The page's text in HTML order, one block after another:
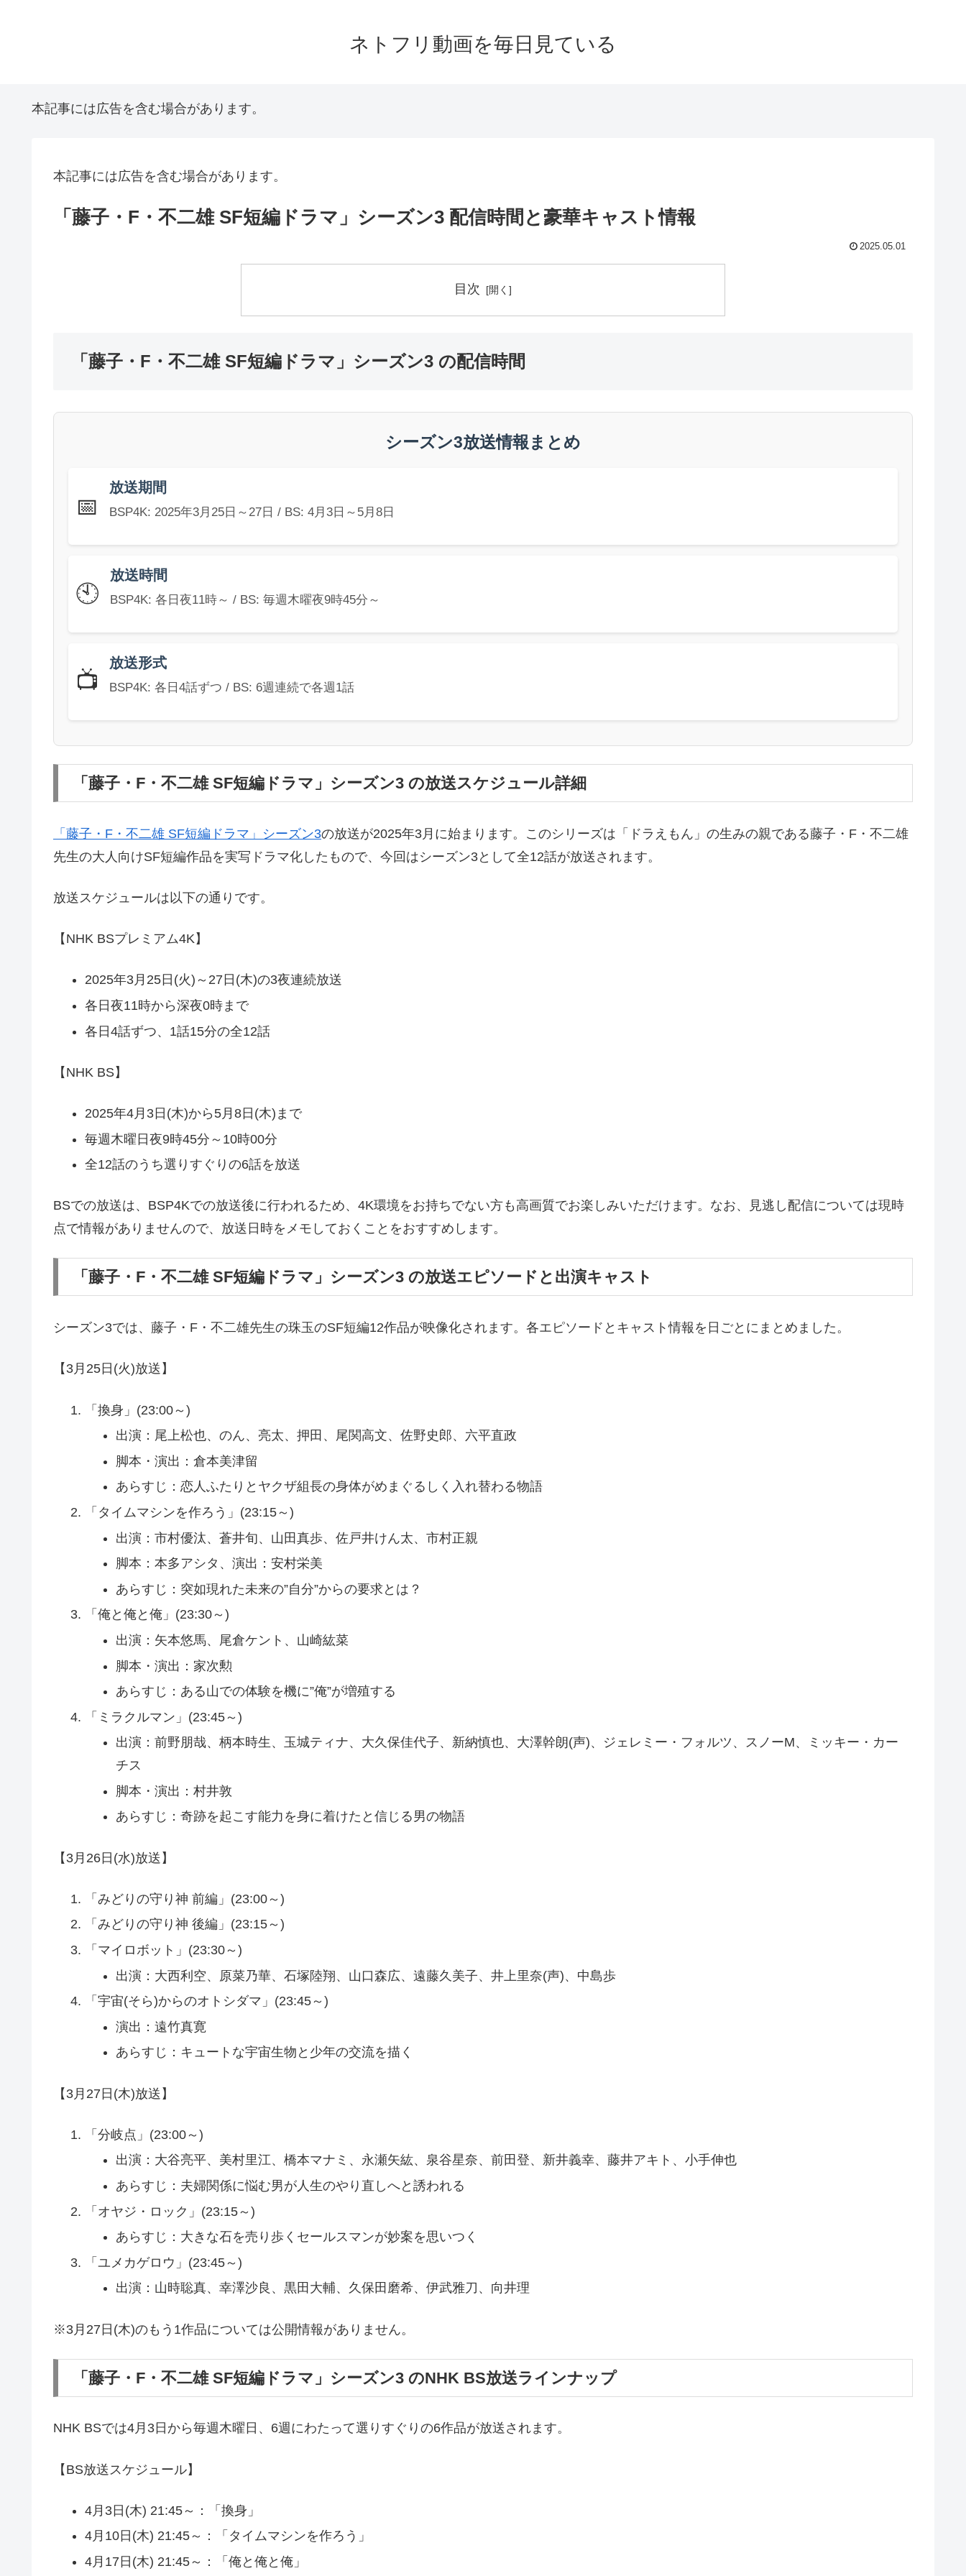
ネトフリ動画を毎日見ている
本記事には広告を含む場合があります。
本記事には広告を含む場合があります。
「藤子・F・不二雄 SF短編ドラマ」シーズン3 配信時間と豪華キャスト情報
2025.05.01
目次
「藤子・F・不二雄 SF短編ドラマ」シーズン3 の配信時間
シーズン3放送情報まとめ
📅
放送期間
BSP4K: 2025年3月25日～27日 / BS: 4月3日～5月8日
🕙
放送時間
BSP4K: 各日夜11時～ / BS: 毎週木曜夜9時45分～
📺
放送形式
BSP4K: 各日4話ずつ / BS: 6週連続で各週1話
「藤子・F・不二雄 SF短編ドラマ」シーズン3 の放送スケジュール詳細
「藤子・F・不二雄 SF短編ドラマ」シーズン3の放送が2025年3月に始まります。このシリーズは「ドラえもん」の生みの親である藤子・F・不二雄
先生の大人向けSF短編作品を実写ドラマ化したもので、今回はシーズン3として全12話が放送されます。
放送スケジュールは以下の通りです。
【NHK BSプレミアム4K】
2025年3月25日(火)～27日(木)の3夜連続放送
各日夜11時から深夜0時まで
各日4話ずつ、1話15分の全12話
【NHK BS】
2025年4月3日(木)から5月8日(木)まで
毎週木曜日夜9時45分～10時00分
全12話のうち選りすぐりの6話を放送
BSでの放送は、BSP4Kでの放送後に行われるため、4K環境をお持ちでない方も高画質でお楽しみいただけます。なお、見逃し配信については現時
点で情報がありませんので、放送日時をメモしておくことをおすすめします。
「藤子・F・不二雄 SF短編ドラマ」シーズン3 の放送エピソードと出演キャスト
シーズン3では、藤子・F・不二雄先生の珠玉のSF短編12作品が映像化されます。各エピソードとキャスト情報を日ごとにまとめました。
【3月25日(火)放送】
「換身」(23:00～)
出演：尾上松也、のん、亮太、押田、尾関高文、佐野史郎、六平直政
脚本・演出：倉本美津留
あらすじ：恋人ふたりとヤクザ組長の身体がめまぐるしく入れ替わる物語
「タイムマシンを作ろう」(23:15～)
出演：市村優汰、蒼井旬、山田真歩、佐戸井けん太、市村正親
脚本：本多アシタ、演出：安村栄美
あらすじ：突如現れた未来の”自分”からの要求とは？
「俺と俺と俺」(23:30～)
出演：矢本悠馬、尾倉ケント、山崎紘菜
脚本・演出：家次勲
あらすじ：ある山での体験を機に”俺”が増殖する
「ミラクルマン」(23:45～)
出演：前野朋哉、柄本時生、玉城ティナ、大久保佳代子、新納慎也、大澤幹朗(声)、ジェレミー・フォルツ、スノーM、ミッキー・カー
チス
脚本・演出：村井敦
あらすじ：奇跡を起こす能力を身に着けたと信じる男の物語
【3月26日(水)放送】
「みどりの守り神 前編」(23:00～)
「みどりの守り神 後編」(23:15～)
「マイロボット」(23:30～)
出演：大西利空、原菜乃華、石塚陸翔、山口森広、遠藤久美子、井上里奈(声)、中島歩
「宇宙(そら)からのオトシダマ」(23:45～)
演出：遠竹真寛
あらすじ：キュートな宇宙生物と少年の交流を描く
【3月27日(木)放送】
「分岐点」(23:00～)
出演：大谷亮平、美村里江、橋本マナミ、永瀬矢紘、泉谷星奈、前田登、新井義幸、藤井アキト、小手伸也
あらすじ：夫婦関係に悩む男が人生のやり直しへと誘われる
「オヤジ・ロック」(23:15～)
あらすじ：大きな石を売り歩くセールスマンが妙案を思いつく
「ユメカゲロウ」(23:45～)
出演：山時聡真、幸澤沙良、黒田大輔、久保田磨希、伊武雅刀、向井理
※3月27日(木)のもう1作品については公開情報がありません。
「藤子・F・不二雄 SF短編ドラマ」シーズン3 のNHK BS放送ラインナップ
NHK BSでは4月3日から毎週木曜日、6週にわたって選りすぐりの6作品が放送されます。
【BS放送スケジュール】
4月3日(木) 21:45～：「換身」
4月10日(木) 21:45～：「タイムマシンを作ろう」
4月17日(木) 21:45～：「俺と俺と俺」